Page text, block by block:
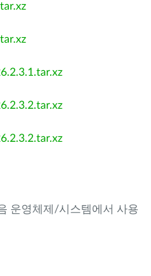
운영체제/시스템에서 사용